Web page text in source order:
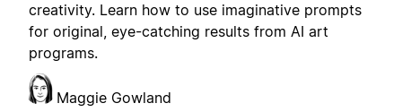
creativity. Learn how to use imaginative prompts
for original, eye-catching results from AI art
programs.
Maggie Gowland